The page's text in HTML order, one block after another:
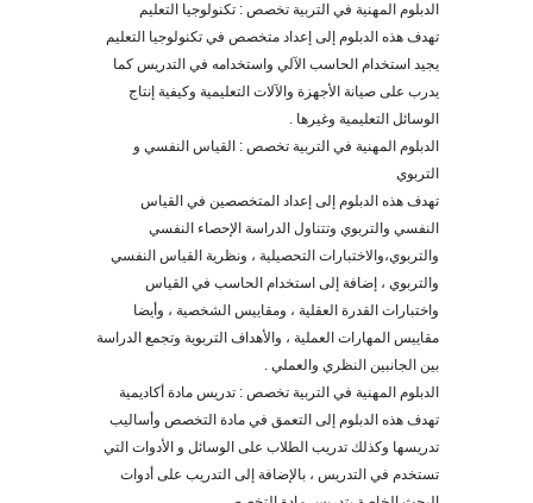
الدبلوم المهنية في التربية تخصص : تكنولوجيا التعليم
تهدف هذه الدبلوم إلى إعداد متخصص في تكنولوجيا التعليم
يجيد استخدام الحاسب الآلي واستخدامه في التدريس كما
يدرب على صيانة الأجهزة والآلات التعليمية وكيفية إنتاج
الوسائل التعليمية وغيرها .
الدبلوم المهنية في التربية تخصص : القياس النفسي و
التربوي
تهدف هذه الدبلوم إلى إعداد المتخصصين في القياس
النفسي والتربوي وتتناول الدراسة الإحصاء النفسي
والتربوي،والاختبارات التحصيلية ، ونظرية القياس النفسي
والتربوي ، إضافة إلى استخدام الحاسب في القياس
واختبارات القدرة العقلية ، ومقاييس الشخصية ، وأيضا
مقاييس المهارات العملية ، والأهداف التربوية وتجمع الدراسة
بين الجانبين النظري والعملي .
الدبلوم المهنية في التربية تخصص : تدريس مادة أكاديمية
تهدف هذه الدبلوم إلى التعمق في مادة التخصص وأساليب
تدريسها وكذلك تدريب الطلاب على الوسائل و الأدوات التي
تستخدم في التدريس ، بالإضافة إلى التدريب على أدوات